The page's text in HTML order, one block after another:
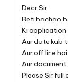
Dear Sir
Beti bachao
Ki application
Aur date kab
Aur off line
Aur
Please Sir full